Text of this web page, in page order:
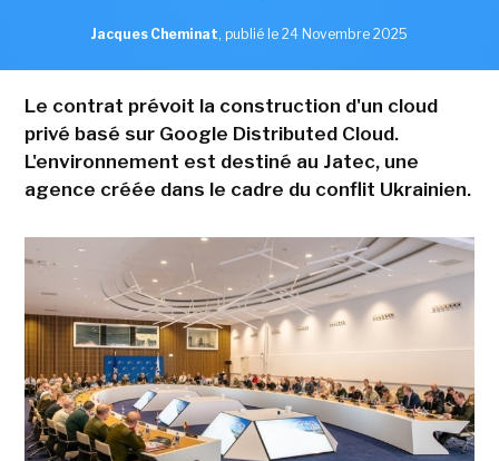
Jacques Cheminat, publié le 24 Novembre 2025
Le contrat prévoit la construction d'un cloud
privé basé sur Google Distributed Cloud.
L'environnement est destiné au Jatec, une
agence créée dans le cadre du conflit Ukrainien.